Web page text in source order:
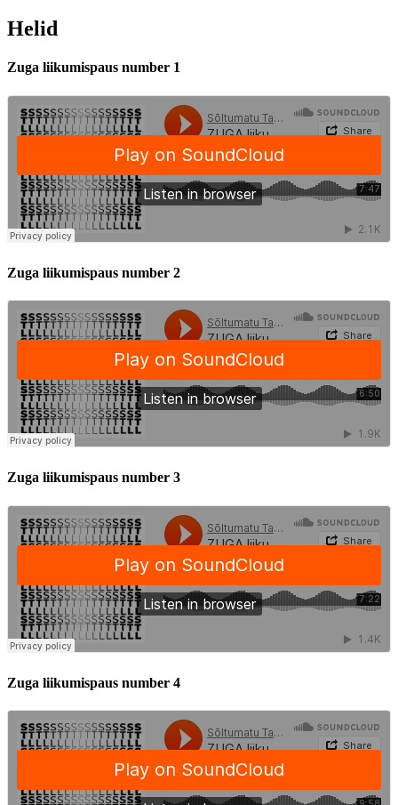
Helid
Zuga liikumispaus number 1
Zuga liikumispaus number 2
Zuga liikumispaus number 3
Zuga liikumispaus number 4